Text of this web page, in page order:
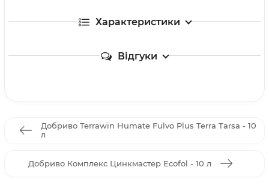
Характеристики
Відгуки
Добриво Terrawin Humate Fulvo Plus Terra Tarsa - 10
л
Добриво Комплекс Цинкмастер Ecofol - 10 л